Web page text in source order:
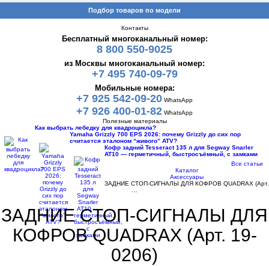
Подбор товаров по модели
Контакты
Бесплатный многоканальный номер:
8 800 550-9025
из Москвы многоканальный номер:
+7 495 740-09-79
Мобильные номера:
+7 925 542-09-20 WhatsApp
+7 926 400-01-82 WhatsApp
Полезные материалы
Как выбрать лебедку для квадроцикла?
Yamaha Grizzly 700 EPS 2026: почему Grizzly до сих пор
считается эталоном “живого” ATV?
Кофр задний Tesseract 135 л для Segway Snarler
AT10 — герметичный, быстросъёмный, с замками
Все статьи
Каталог
Аксессуары
ЗАДНИЕ СТОП-СИГНАЛЫ ДЛЯ КОФРОВ QUADRAX (Арт.
…
ЗАДНИЕ СТОП-СИГНАЛЫ ДЛЯ
КОФРОВ QUADRAX (Арт. 19-
0206)